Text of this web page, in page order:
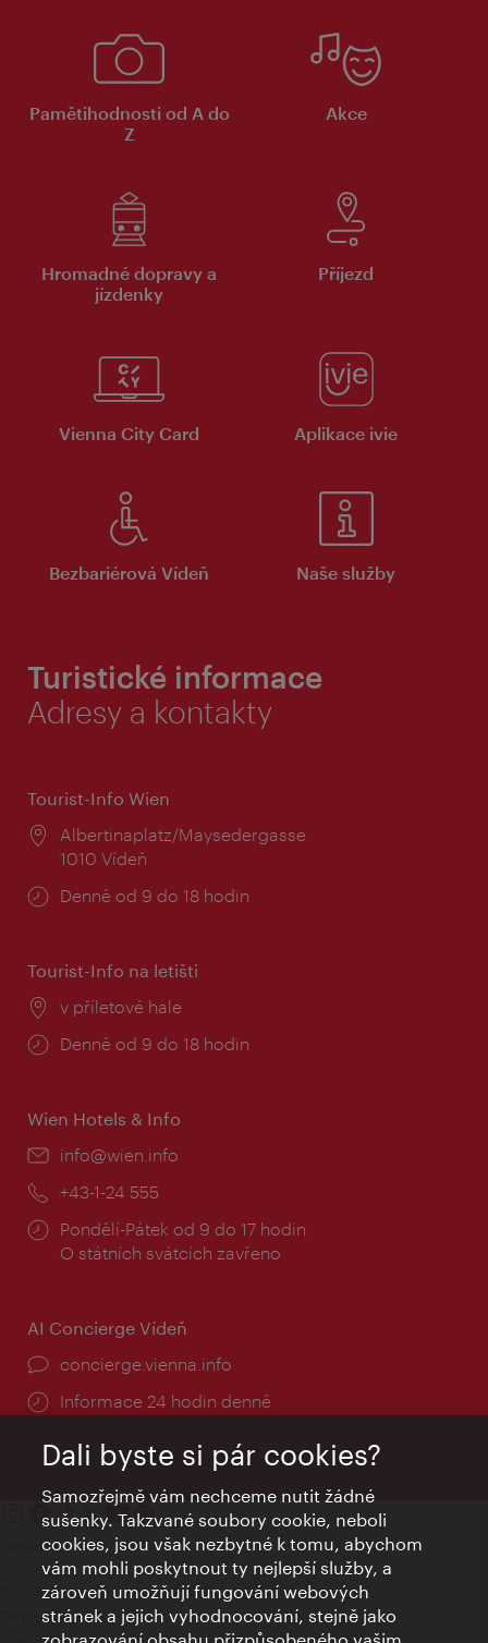
Pamětihodnosti od A do
Z
Akce
Hromadné dopravy a
jízdenky
Příjezd
Vienna City Card Aplikace ivie
Bezbariérová Vídeň Naše služby
Turistické informace
Adresy a kontakty
Tourist-Info Wien
Místo:
Albertinaplatz/Maysedergasse
1010 Vídeň
Provozní
Denně od 9 do 18 hodin
Tourist-Info na letišti
Místo:
v příletové hale
Provozní
Denně od 9 do 18 hodin
Wien Hotels & Info
E-
info@wien.info
Telefon:
+43-1-24 555
Provozní
doba:
Pondělí-Pátek od 9 do 17 hodin
O státních svátcích zavřeno
AI Concierge Vídeň
concierge.vienna.info
Informace 24 hodin denně
Kontakty
Credits
Prohlášení o ochraně osobních údajů
Terms of Use
Dali byste si pár cookies?
Samozřejmě vám nechceme nutit žádné
sušenky. Takzvané soubory cookie, neboli
cookies, jsou však nezbytné k tomu, abychom
vám mohli poskytnout ty nejlepší služby, a
zároveň umožňují fungování webových
stránek a jejich vyhodnocování, stejně jako